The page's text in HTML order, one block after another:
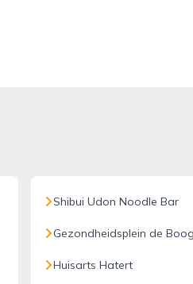
Shibui Udon Noodle Bar
Gezondheidsplein de Boog
Huisarts Hatert